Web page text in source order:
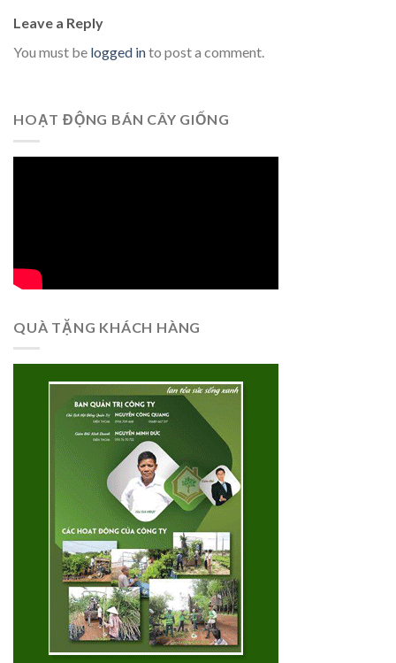
Leave a Reply
You must be logged into post a comment.
HOẠT ĐỘNG BÁN CÂY GIỐNG
QUÀ TẶNG KHÁCH HÀNG